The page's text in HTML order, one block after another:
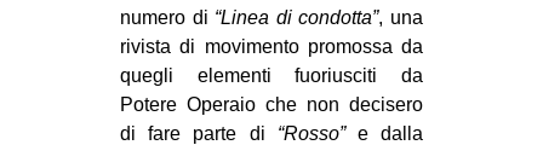
numero di “Linea di condotta”, una
rivista di movimento promossa da
quegli elementi fuoriusciti da
Potere Operaio che non decisero
di fare parte di “Rosso”e dalla